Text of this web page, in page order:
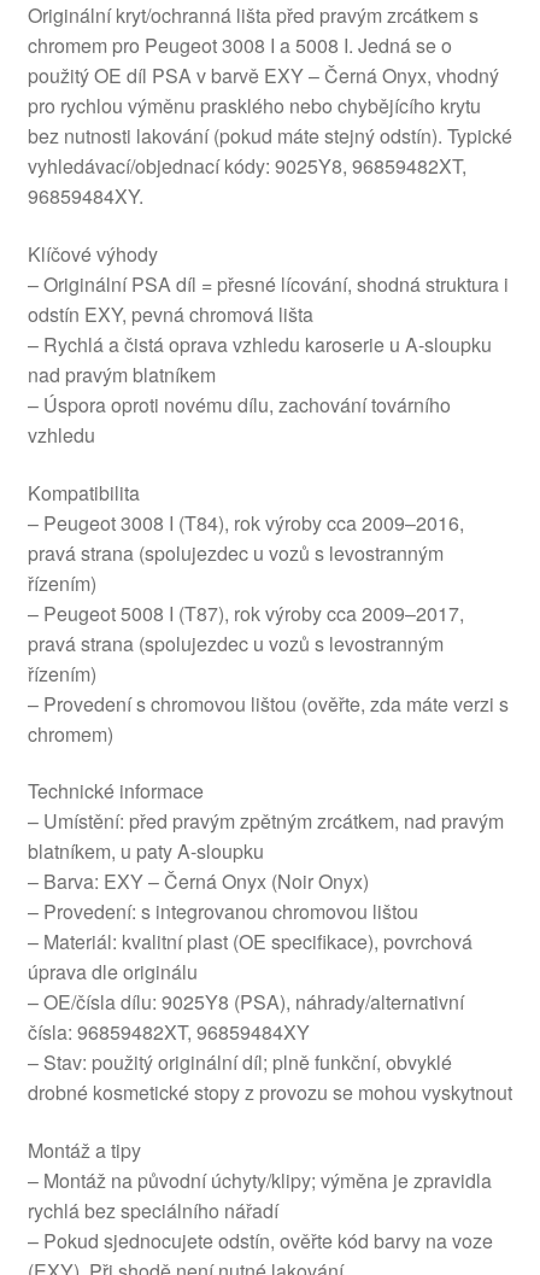
Originální kryt/ochranná lišta před pravým zrcátkem s
chromem pro Peugeot 3008 I a 5008 I. Jedná se o
použitý OE díl PSA v barvě EXY – Černá Onyx, vhodný
pro rychlou výměnu prasklého nebo chybějícího krytu
bez nutnosti lakování (pokud máte stejný odstín). Typické
vyhledávací/objednací kódy: 9025Y8, 96859482XT,
96859484XY.
Klíčové výhody
– Originální PSA díl = přesné lícování, shodná struktura i
odstín EXY, pevná chromová lišta
– Rychlá a čistá oprava vzhledu karoserie u A-sloupku
nad pravým blatníkem
– Úspora oproti novému dílu, zachování továrního
vzhledu
Kompatibilita
– Peugeot 3008 I (T84), rok výroby cca 2009–2016,
pravá strana (spolujezdec u vozů s levostranným
řízením)
– Peugeot 5008 I (T87), rok výroby cca 2009–2017,
pravá strana (spolujezdec u vozů s levostranným
řízením)
– Provedení s chromovou lištou (ověřte, zda máte verzi s
chromem)
Technické informace
– Umístění: před pravým zpětným zrcátkem, nad pravým
blatníkem, u paty A-sloupku
– Barva: EXY – Černá Onyx (Noir Onyx)
– Provedení: s integrovanou chromovou lištou
– Materiál: kvalitní plast (OE specifikace), povrchová
úprava dle originálu
– OE/čísla dílu: 9025Y8 (PSA), náhrady/alternativní
čísla: 96859482XT, 96859484XY
– Stav: použitý originální díl; plně funkční, obvyklé
drobné kosmetické stopy z provozu se mohou vyskytnout
Montáž a tipy
– Montáž na původní úchyty/klipy; výměna je zpravidla
rychlá bez speciálního nářadí
– Pokud sjednocujete odstín, ověřte kód barvy na voze